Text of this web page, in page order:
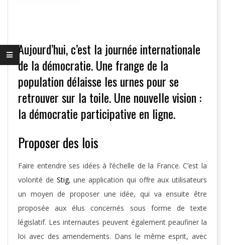
Aujourd’hui, c’est la journée internationale
de la démocratie. Une frange de la
population délaisse les urnes pour se
retrouver sur la toile. Une nouvelle vision :
la démocratie participative en ligne.
Proposer des lois
Faire entendre ses idées à l’échelle de la France. C’est la
volonté de Stig, une application qui offre aux utilisateurs
un moyen de proposer une idée, qui va ensuite être
proposée aux élus concernés sous forme de texte
législatif. Les internautes peuvent également peaufiner la
loi avec des amendements. Dans le même esprit, avec